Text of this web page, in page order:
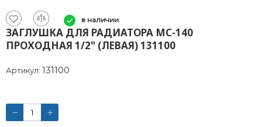
в наличии
ЗАГЛУШКА ДЛЯ РАДИАТОРА МС-140
ПРОХОДНАЯ 1/2" (ЛЕВАЯ) 131100
Артикул: 131100